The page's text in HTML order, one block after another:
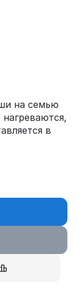
на семью
в